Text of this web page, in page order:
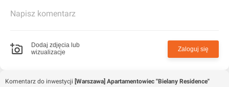
Napisz komentarz
Dodaj zdjęcia lub
wizualizacje
Zaloguj się
Komentarz do inwestycji [Warszawa] Apartamentowiec "Bielany Residence"